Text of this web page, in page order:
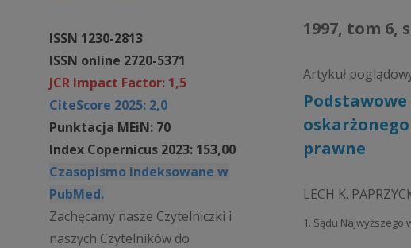
ISSN 1230-2813
ISSN online 2720-5371
JCR Impact Factor: 1,5
CiteScore 2025: 2,0
Punktacja MEiN: 70
Index Copernicus 2023: 153,00
Czasopismo indeksowane w
PubMed.
Zachęcamy nasze Czytelniczki i
naszych Czytelników do
1997, tom 6,
Artykuł
prawne
LECH K.
1. Sądu Najwyższego